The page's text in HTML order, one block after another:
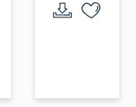
Bédouès